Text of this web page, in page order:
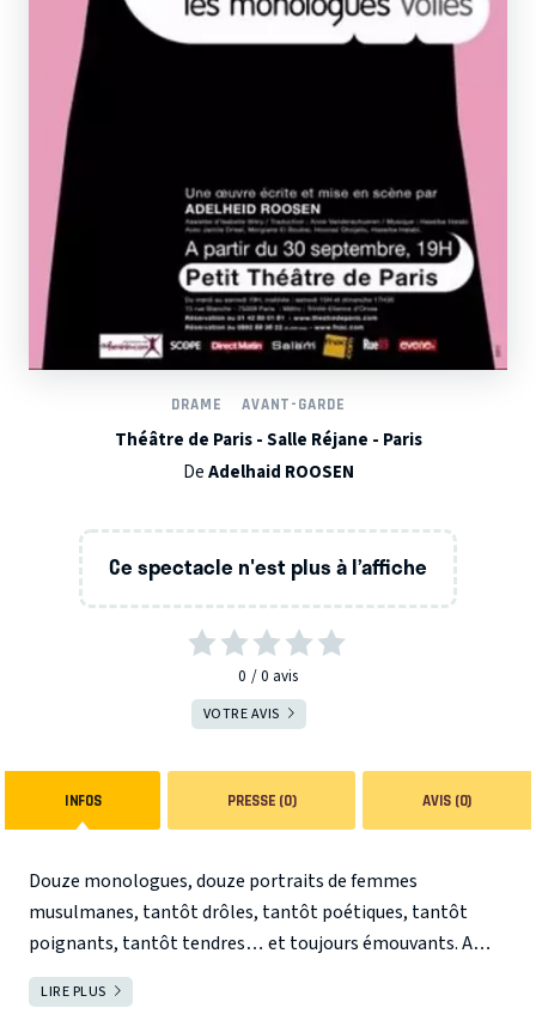
DRAME AVANT-GARDE
Théâtre de Paris - Salle Réjane - Paris
DeAdelhaid ROOSEN
Ce spectacle n'est plus à l’affiche
0 0 avis
VOTRE AVIS
INFOS PRESSE (0) AVIS (0)
Douze monologues, douze portraits de femmes
musulmanes, tantôt drôles, tantôt poétiques, tantôt
poignants, tantôt tendres… et toujours émouvants. A
travers l’intimité de ces femmes, un regard inédit, sans
voyeurisme ni tabou. Sur scène, quatre comédiennes
LIRE PLUS